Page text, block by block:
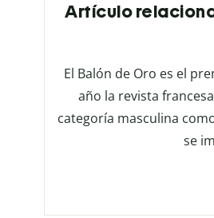
Artículo
El Balón de Oro es el
año la revista
categoría masculina
se